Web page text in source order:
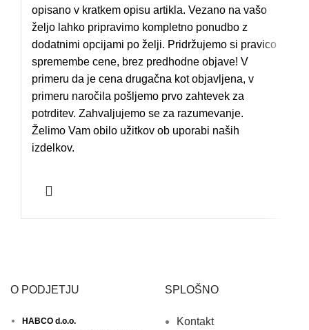
opisano v kratkem opisu artikla. Vezano na vašo
željo lahko pripravimo kompletno ponudbo z
dodatnimi opcijami po želji. Pridržujemo si pravico
spremembe cene, brez predhodne objave! V
primeru da je cena drugačna kot objavljena, v
primeru naročila pošljemo prvo zahtevek za
potrditev. Zahvaljujemo se za razumevanje.
Želimo Vam obilo užitkov ob uporabi naših
izdelkov.
O PODJETJU
HABCO d.o.o.
SPLOŠNO
Kontakt